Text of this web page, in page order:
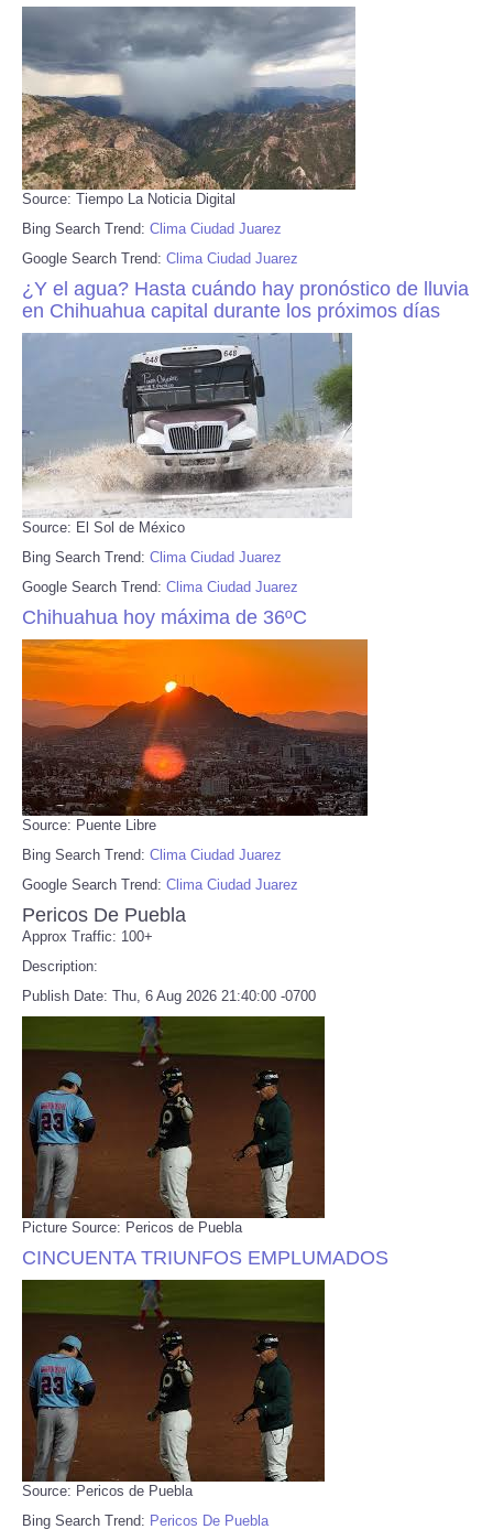
Source: Tiempo La Noticia Digital
Bing Search Trend: Clima Ciudad Juarez
Google Search Trend: Clima Ciudad Juarez
¿Y el agua? Hasta cuándo hay pronóstico de lluvia
en Chihuahua capital durante los próximos días
Source: El Sol de México
Bing Search Trend: Clima Ciudad Juarez
Google Search Trend: Clima Ciudad Juarez
Chihuahua hoy máxima de 36ºC
Source: Puente Libre
Bing Search Trend: Clima Ciudad Juarez
Google Search Trend: Clima Ciudad Juarez
Pericos De Puebla
Approx Traffic: 100+
Description:
Publish Date: Thu, 6 Aug 2026 21:40:00 -0700
Picture Source: Pericos de Puebla
CINCUENTA TRIUNFOS EMPLUMADOS
Source: Pericos de Puebla
Bing Search Trend: Pericos De Puebla